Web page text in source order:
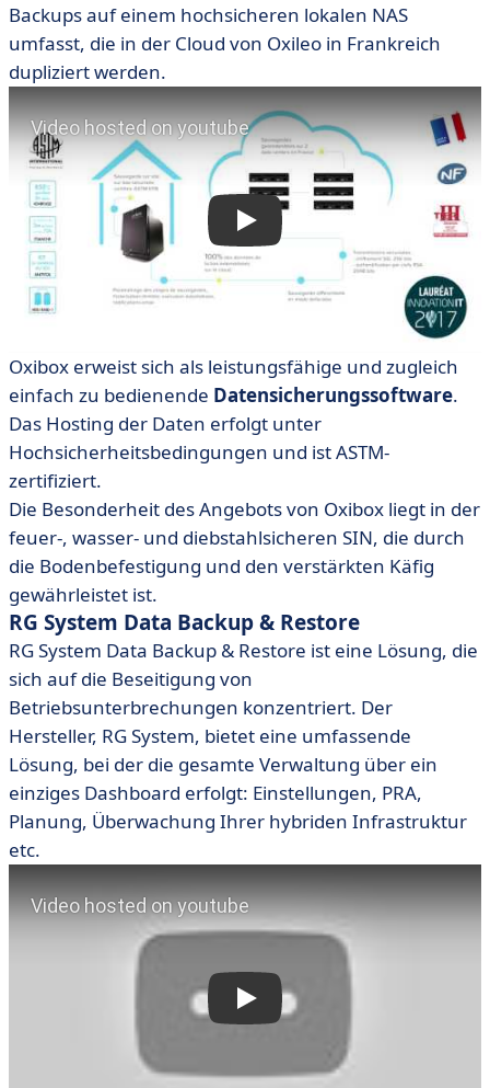
Backups auf einem hochsicheren lokalen NAS
umfasst, die in der Cloud von Oxileo in Frankreich
dupliziert werden.
Oxibox erweist sich als leistungsfähige und zugleich
einfach zu bedienende Datensicherungssoftware.
Das Hosting der Daten erfolgt unter
Hochsicherheitsbedingungen und ist ASTM-
zertifiziert.
Die Besonderheit des Angebots von Oxibox liegt in der
feuer-, wasser- und diebstahlsicheren SIN, die durch
die Bodenbefestigung und den verstärkten Käfig
gewährleistet ist.
RG System Data Backup & Restore
RG System Data Backup & Restore ist eine Lösung, die
sich auf die Beseitigung von
Betriebsunterbrechungen konzentriert. Der
Hersteller, RG System, bietet eine umfassende
Lösung, bei der die gesamte Verwaltung über ein
einziges Dashboard erfolgt: Einstellungen, PRA,
Planung, Überwachung Ihrer hybriden Infrastruktur
etc.